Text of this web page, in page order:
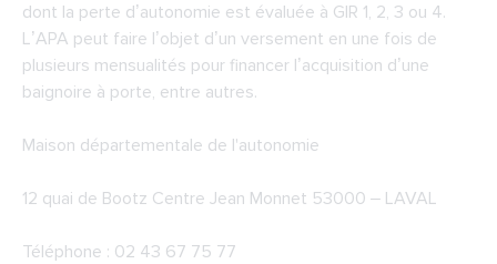
dont la perte d’autonomie est évaluée à GIR 1, 2, 3 ou 4.
L’APA peut faire l’objet d’un versement en une fois de
plusieurs mensualités pour financer l’acquisition d’une
baignoire à porte, entre autres.
Maison départementale de l'autonomie
12 quai de Bootz Centre Jean Monnet 53000 – LAVAL
Téléphone : 02 43 67 75 77